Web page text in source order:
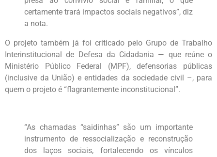
certamente trará impactos sociais negativos”, diz
a nota.
O projeto também já foi criticado pelo Grupo de Trabalho
Interinstitucional de Defesa da Cidadania — que reúne o
Ministério Público Federal (MPF), defensorias públicas
(inclusive da União) e entidades da sociedade civil –, para
quem o projeto é “flagrantemente inconstitucional”.
“As chamadas “saidinhas” são um importante
instrumento de ressocialização e reconstrução
dos laços sociais, fortalecendo os vínculos